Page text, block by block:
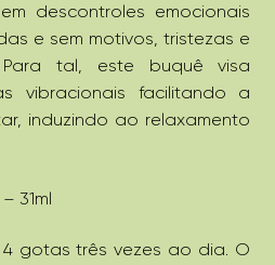
descontroles emocionais
e sem motivos, tristezas e
Para tal, este buquê visa
vibracionais facilitando a
induzindo ao relaxamento
31ml
gotas três vezes ao dia. O